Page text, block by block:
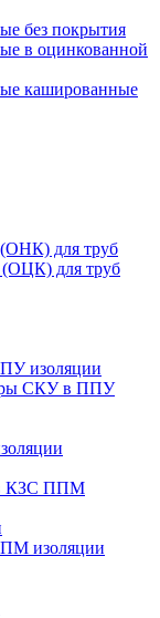
без покрытия
в оцинкованной
кашированные
для труб
для труб
изоляции
СКУ в ППУ
КЗС ППМ
изоляции